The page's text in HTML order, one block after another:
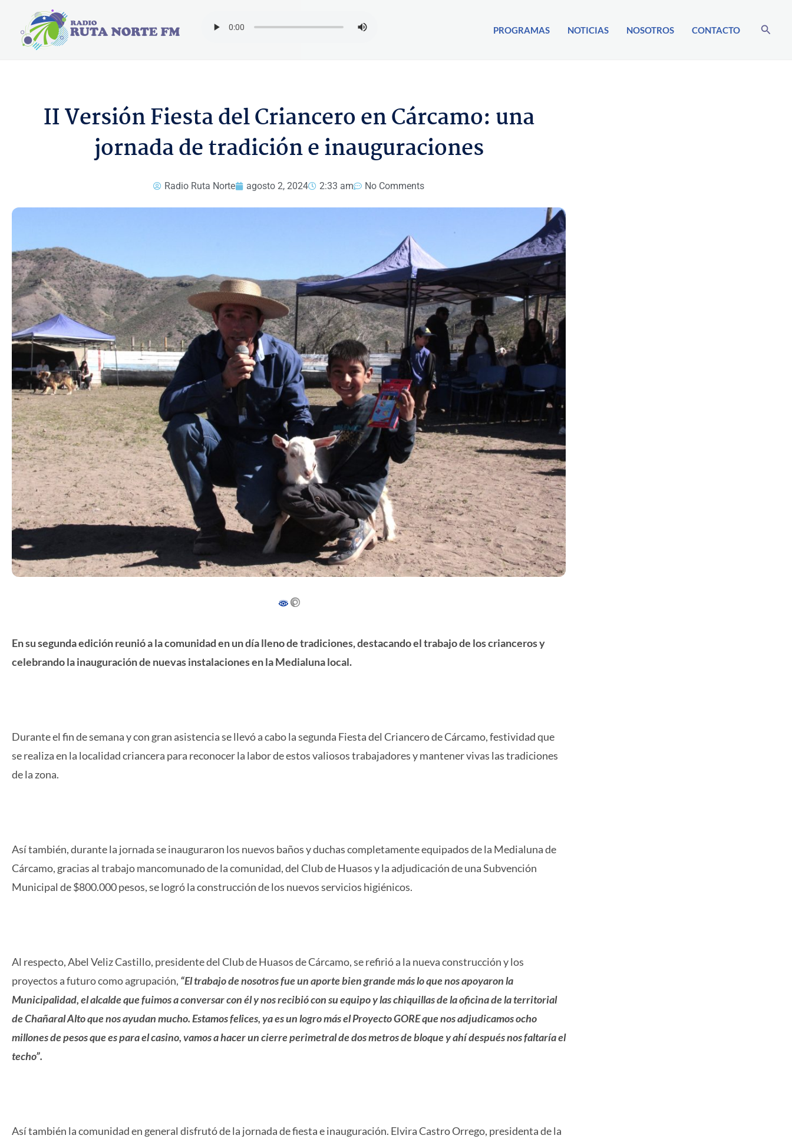
PROGRAMAS NOTICIAS NOSOTROS CONTACTO Buscar
II Versión Fiesta del Criancero en Cárcamo: una
jornada de tradición e inauguraciones
Radio Ruta Norte agosto 2, 2024 2:33 am No Comments
En su segunda edición reunió a la comunidad en un día lleno de tradiciones, destacando el trabajo de los crianceros y
celebrando la inauguración de nuevas instalaciones en la Medialuna local.
Durante el fin de semana y con gran asistencia se llevó a cabo la segunda Fiesta del Criancero de Cárcamo, festividad que
se realiza en la localidad criancera para reconocer la labor de estos valiosos trabajadores y mantener vivas las tradiciones
de la zona.
Así también, durante la jornada se inauguraron los nuevos baños y duchas completamente equipados de la Medialuna de
Cárcamo, gracias al trabajo mancomunado de la comunidad, del Club de Huasos y la adjudicación de una Subvención
Municipal de $800.000 pesos, se logró la construcción de los nuevos servicios higiénicos.
Al respecto, Abel Veliz Castillo, presidente del Club de Huasos de Cárcamo, se refirió a la nueva construcción y los
proyectos a futuro como agrupación, “El trabajo de nosotros fue un aporte bien grande más lo que nos apoyaron la
Municipalidad, el alcalde que fuimos a conversar con él y nos recibió con su equipo y las chiquillas de la oficina de la territorial
de Chañaral Alto que nos ayudan mucho. Estamos felices, ya es un logro más el Proyecto GORE que nos adjudicamos ocho
millones de pesos que es para el casino, vamos a hacer un cierre perimetral de dos metros de bloque y ahí después nos faltaría el
techo”.
Así también la comunidad en general disfrutó de la jornada de fiesta e inauguración. Elvira Castro Orrego, presidenta de la